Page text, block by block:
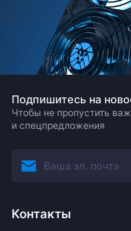
Подпишитесь на
Чтобы не пропустить
и спецпредложения
Контакты